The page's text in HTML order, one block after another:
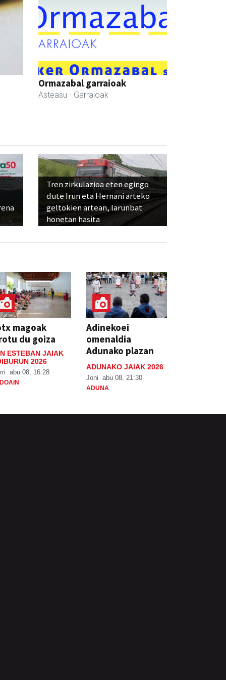
Ormazabal garraioak
Asteasu - Garraioak
Tren zirkulazioa eten egingo
dute Irun eta Hernani arteko
geltokien artean, larunbat
honetan hasita
magoak
du goiza
ESTEBAN JAIAK
2026
abu 08, 16:28
Adinekoei
omenaldia
Adunako plazan
ADUNAKO JAIAK 2026
Joni abu 08, 21:30
ADUNA